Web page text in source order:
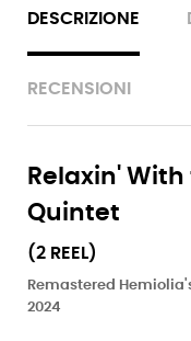
DESCRIZIONE
RECENSIONI
Relaxin'
Quintet
(2 REEL)
Remastered
2024